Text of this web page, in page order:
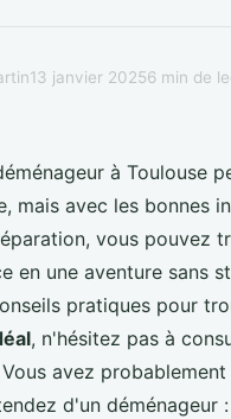
13 janvier 20256 min de
à Toulouse
mais avec les bonnes
vous pouvez
en une aventure sans
pratiques pour
, n'hésitez pas à
avez probablement
d'un déménageur